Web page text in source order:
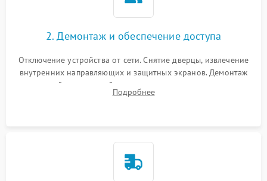
2. Демонтаж и обеспечение доступа
Отключение устройства от сети. Снятие дверцы, извлечение
внутренних направляющих и защитных экранов. Демонтаж
задней или верхней панели для прямого доступа к
нагревательным элементам, плате и вентиляторам.
Подробнее